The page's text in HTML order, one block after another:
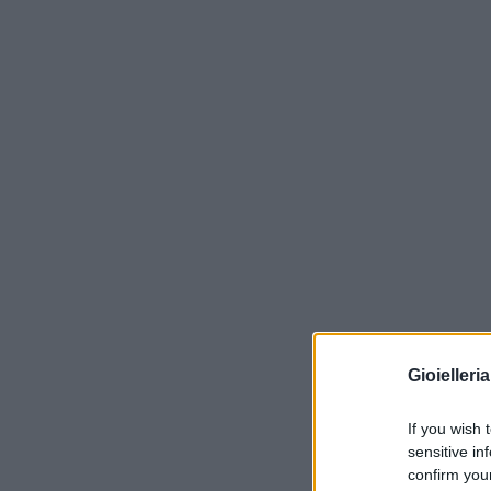
If you wish
sensitive
confirm